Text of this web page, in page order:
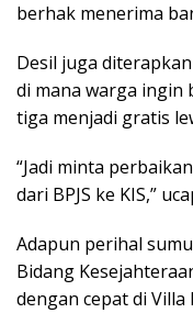
berhak menerima
Desil juga
di mana warga ingin
tiga menjadi gratis
“Jadi minta
dari BPJS ke KIS,”
Adapun perihal
Bidang
dengan cepat di